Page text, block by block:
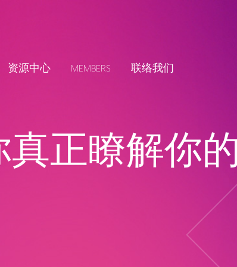
资源中心 MEMBERS 联络我们
正瞭解你